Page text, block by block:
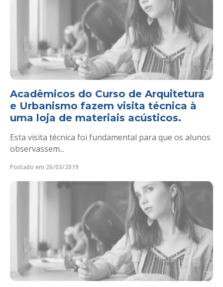
Acadêmicos do Curso de Arquitetura
e Urbanismo fazem visita técnica à
uma loja de materiais acústicos.
Esta visita técnica foi fundamental para que os alunos
observassem...
Postado em 26/03/2019